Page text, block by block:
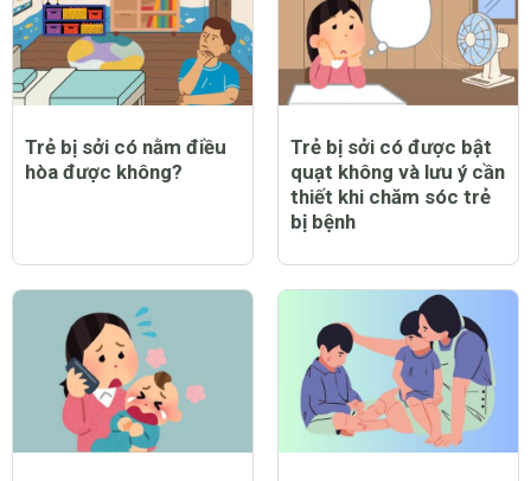
Trẻ bị sởi có nằm điều
hòa được không?
Trẻ bị sởi có được bật
quạt không và lưu ý cần
thiết khi chăm sóc trẻ
bị bệnh